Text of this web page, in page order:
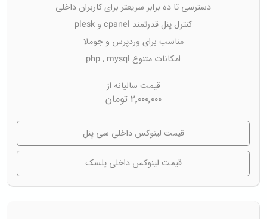
دسترسی تا ده برابر سریعتر برای کاربران داخلی
کنترل پنل قدرتمند cpanel و plesk
مناسب برای وردپرس و جوملا
امکانات متنوع php , mysql
قیمت سالیانه از
۲٬۰۰۰٬۰۰۰ تومان
قیمت لینوکس داخلی سی پنل
قیمت لینوکس داخلی پلسک